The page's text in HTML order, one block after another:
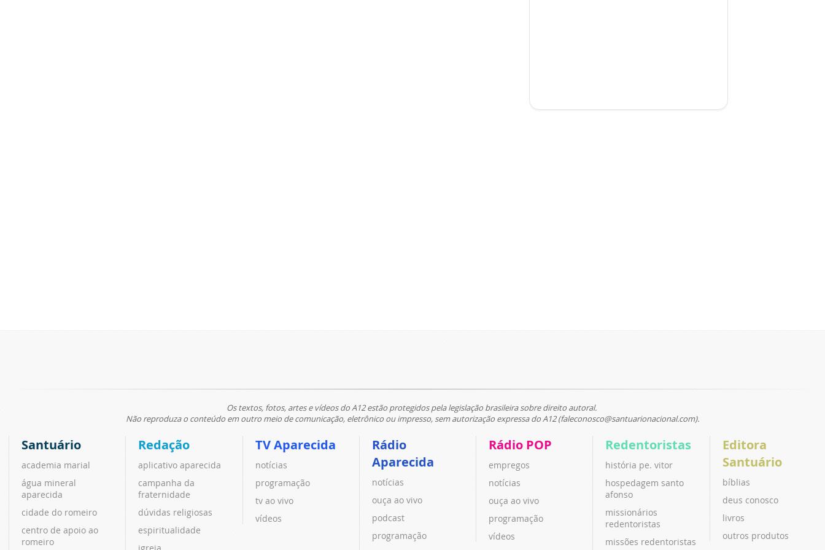
Os textos, fotos, artes e vídeos do A12 estão protegidos pela legislação brasileira sobre direito autoral.
Não reproduza o conteúdo em outro meio de comunicação, eletrônico ou impresso, sem autorização expressa do A12 (faleconosco@santuarionacional.com).
Santuário
academia marial
água mineral
aparecida
cidade do romeiro
centro de apoio ao
romeiro
Redação
aplicativo aparecida
campanha da
fraternidade
dúvidas religiosas
espiritualidade
igreja
TV Aparecida
notícias
programação
tv ao vivo
vídeos
Rádio
Aparecida
notícias
ouça ao vivo
podcast
programação
Rádio POP
empregos
notícias
ouça ao vivo
programação
vídeos
Redentoristas
história pe. vitor
hospedagem santo
afonso
missionários
redentoristas
missões redentoristas
Editora
Santuário
bíblias
deus conosco
livros
outros produtos